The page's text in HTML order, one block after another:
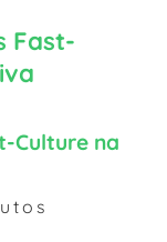
Fast-
Culture na